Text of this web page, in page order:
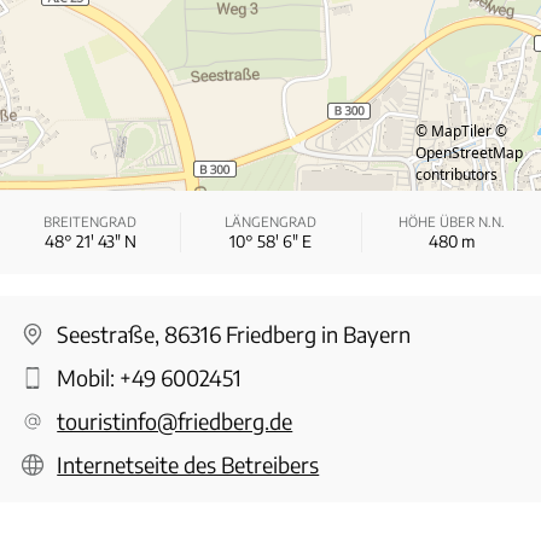
© MapTiler©
OpenStreetMap
contributors
BREITENGRAD
48° 21′ 43″ N
LÄNGENGRAD
10° 58′ 6″ E
HÖHE ÜBER N.N.
480m
Seestraße, 86316 Friedberg in Bayern
Mobil: +49 6002451
touristinfo@friedberg.de
Internetseite des Betreibers